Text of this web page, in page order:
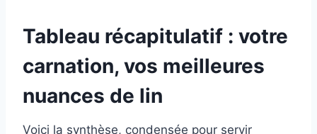
Tableau récapitulatif : votre
carnation, vos meilleures
nuances de lin
Voici la synthèse, condensée pour servir